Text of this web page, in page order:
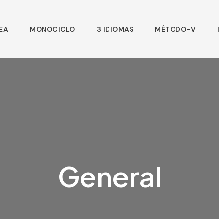
MONOCICLO 3 IDIOMAS MÉTODO-V
General